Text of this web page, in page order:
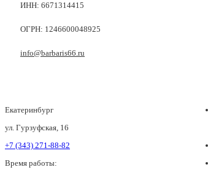
ИНН: 6671314415
ОГРН: 1246600048925
info@barbaris66.ru
Екатеринбург
ул. Гурзуфская, 16
+7 (343) 271-88-82
Время работы: